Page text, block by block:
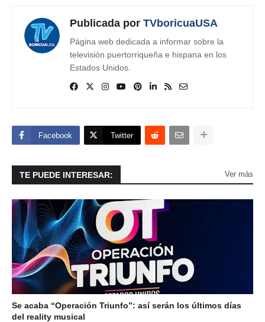
Publicada por TVboricuaUSA
Página web dedicada a informar sobre la
televisión puertorriqueña e hispana en los
Estados Unidos.
Facebook Twitter
TE PUEDE INTERESAR: Ver más
Se acaba “Operación Triunfo”: así serán los últimos días
del reality musical